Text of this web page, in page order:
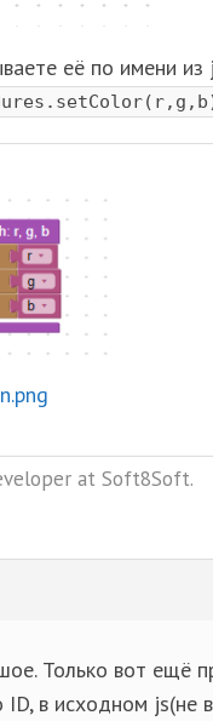
её по имени
at Soft8Soft.
Только вот ещё
ID, в исходном